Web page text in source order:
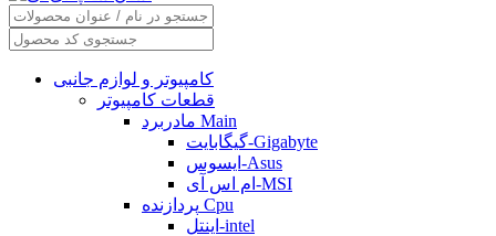
کامپیوتر و لوازم جانبی
قطعات کامپیوتر
مادربرد Main
گیگابایت-Gigabyte
ایسوس-Asus
ام اس آی-MSI
پردازنده Cpu
اینتل-intel